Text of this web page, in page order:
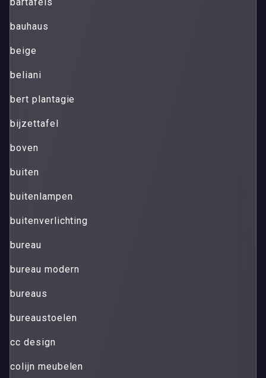
bauhaus
beige
beliani
bert plantagie
bijzettafel
boven
buiten
buitenlampen
buitenverlichting
bureau
bureau modern
bureaus
bureaustoelen
cc design
colijn meubelen